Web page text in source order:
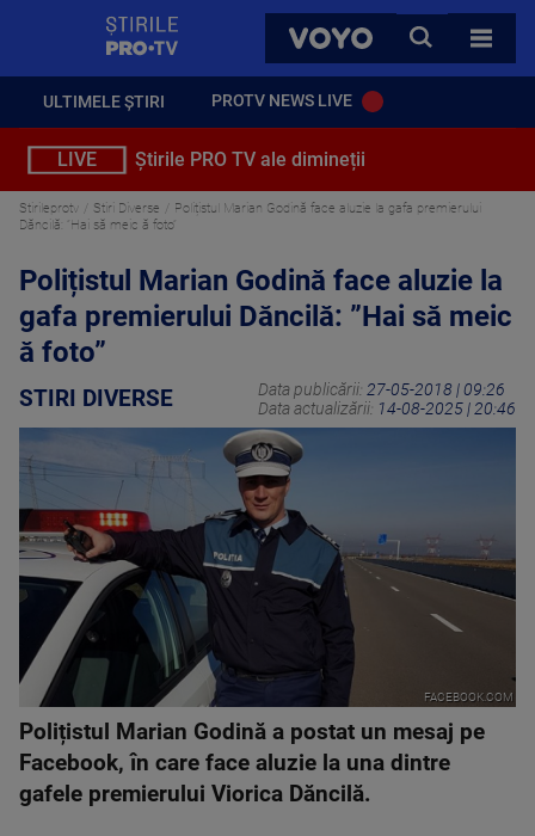
VOYO
CAUTA
TOATE
ULTIMELE ȘTIRI PROTV NEWS LIVE
LIVE Știrile PRO TV ale dimineții
Stirileprotv Stiri Diverse
Polițistul Marian Godină face aluzie la gafa premierului
Dăncilă: ”Hai să meic ă foto”
Polițistul Marian Godină face aluzie la
gafa premierului Dăncilă: ”Hai să meic
ă foto”
STIRI DIVERSE Data publicării: 27-05-2018 | 09:26
Data actualizării: 14-08-2025 | 20:46
FACEBOOK.COM
Polițistul Marian Godină a postat un mesaj pe
Facebook, în care face aluzie la una dintre
gafele premierului Viorica Dăncilă.